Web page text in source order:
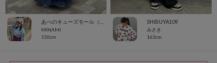
MINAMI
150cm
SHIBUYA109
みさき
163cm